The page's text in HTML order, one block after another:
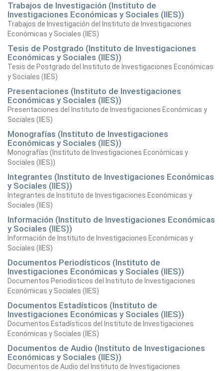
Trabajos de Investigación (Instituto de
Investigaciones Económicas y Sociales (IIES))
Trabajos de Investigación del Instituto de Investigaciones
Económicas y Sociales (IIES)
Tesis de Postgrado (Instituto de Investigaciones
Económicas y Sociales (IIES))
Tesis de Postgrado del Instituto de Investigaciones Económicas
y Sociales (IIES)
Presentaciones (Instituto de Investigaciones
Económicas y Sociales (IIES))
Presentaciones del Instituto de Investigaciones Económicas y
Sociales (IIES)
Monografías (Instituto de Investigaciones
Económicas y Sociales (IIES))
Monografías (Instituto de Investigaciones Económicas y
Sociales (IIES))
Integrantes (Instituto de Investigaciones Económicas
y Sociales (IIES))
Integrantes de Instituto de Investigaciones Económicas y
Sociales (IIES)
Información (Instituto de Investigaciones Económicas
y Sociales (IIES))
Información de Instituto de Investigaciones Económicas y
Sociales (IIES)
Documentos Periodísticos (Instituto de
Investigaciones Económicas y Sociales (IIES))
Documentos Periodísticos del Instituto de Investigaciones
Económicas y Sociales (IIES)
Documentos Estadísticos (Instituto de
Investigaciones Económicas y Sociales (IIES))
Documentos Estadísticos del Instituto de Investigaciones
Económicas y Sociales (IIES)
Documentos de Audio (Instituto de Investigaciones
Económicas y Sociales (IIES))
Documentos de Audio del Instituto de Investigaciones